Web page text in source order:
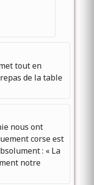
tout en
de la table
nous ont
corse est
: « La
notre